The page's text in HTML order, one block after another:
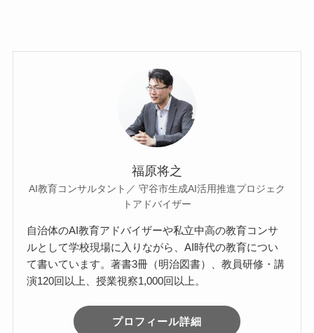
福原将之
AI教育コンサルタント／ 守谷市生成AI活用推進プロジェク
トアドバイザー
自治体のAI教育アドバイザーや私立中高の教育コンサ
ルとして学校現場に入りながら、AI時代の教育につい
て書いています。著書3冊（明治図書）、教員研修・講
演120回以上、授業視察1,000回以上。
プロフィール詳細